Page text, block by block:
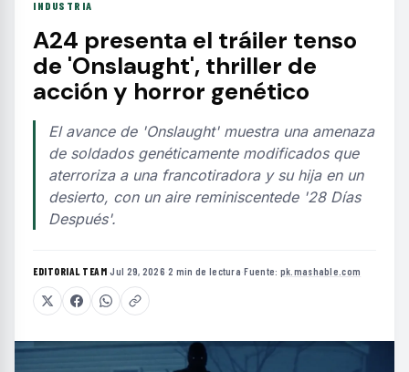
INDUSTRIA
A24 presenta el tráiler tenso
de 'Onslaught', thriller de
acción y horror genético
El avance de 'Onslaught' muestra una amenaza
de soldados genéticamente modificados que
aterroriza a una francotiradora y su hija en un
desierto, con un aire reminiscentede '28 Días
Después'.
EDITORIAL TEAM·Jul 29, 2026·2 min de lectura·Fuente: pk.mashable.com